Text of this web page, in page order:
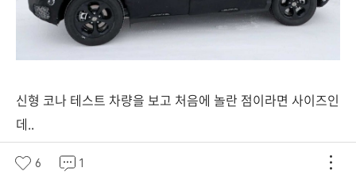
신형 코나 테스트 차량을 보고 처음에 놀란 점이라면 사이즈인
데..
기존 코나와 전혀 다르게 보일 정도로 크기를 많이 키웠는데,
기존 4200mm가 안되는 전장을 4300~4400mm 정도로 크
6 1